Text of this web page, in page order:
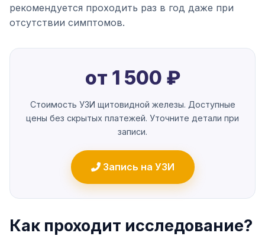
рекомендуется проходить раз в год даже при
отсутствии симптомов.
от 1 500 ₽
Стоимость УЗИ щитовидной железы. Доступные
цены без скрытых платежей. Уточните детали при
записи.
Запись на УЗИ
Как проходит исследование?